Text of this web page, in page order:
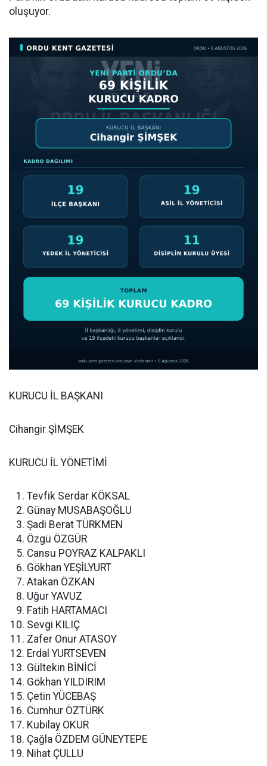
oluşuyor.
KURUCU İL BAŞKANI
Cihangir ŞİMŞEK
KURUCU İL YÖNETİMİ
Tevfik Serdar KÖKSAL
Günay MUSABAŞOĞLU
Şadi Berat TÜRKMEN
Özgü ÖZGÜR
Cansu POYRAZ KALPAKLI
Gökhan YEŞİLYURT
Atakan ÖZKAN
Uğur YAVUZ
Fatih HARTAMACI
Sevgi KILIÇ
Zafer Onur ATASOY
Erdal YURTSEVEN
Gültekin BİNİCİ
Gökhan YILDIRIM
Çetin YÜCEBAŞ
Cumhur ÖZTÜRK
Kubilay OKUR
Çağla ÖZDEM GÜNEYTEPE
Nihat ÇULLU